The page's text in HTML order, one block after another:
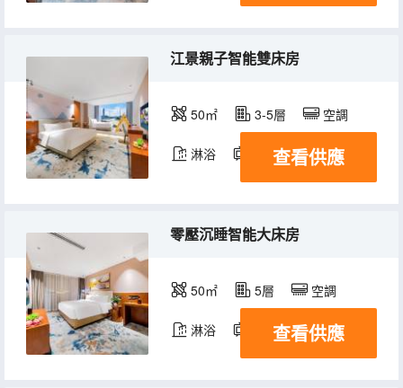
江景親子智能雙床房
50㎡ 3-5層 空調
淋浴 電視機
查看供應
零壓沉睡智能大床房
50㎡ 5層 空調
淋浴 電視機
查看供應